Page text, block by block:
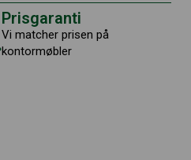
Prisgaranti
Vi matcher prisen på
kontormøbler